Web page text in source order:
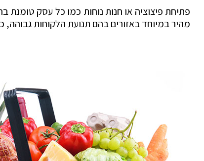
פתיחת פיצוציה או חנות נוחות כמו כל עסק טומנת
מהיר במיוחד באזורים בהם תנועת הלקוחות גבוהה, כמו גם היכלות